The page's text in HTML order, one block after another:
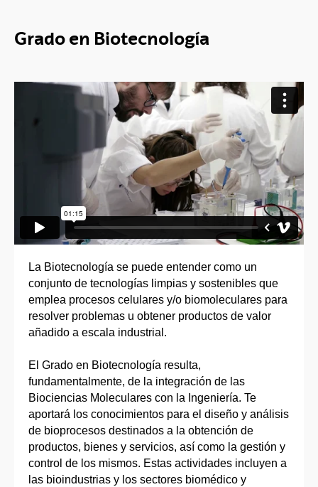
Grado en Biotecnología
La Biotecnología se puede entender como un
conjunto de tecnologías limpias y sostenibles que
emplea procesos celulares y/o biomoleculares para
resolver problemas u obtener productos de valor
añadido a escala industrial.
El Grado en Biotecnología resulta,
fundamentalmente, de la integración de las
Biociencias Moleculares con la Ingeniería. Te
aportará los conocimientos para el diseño y análisis
de bioprocesos destinados a la obtención de
productos, bienes y servicios, así como la gestión y
control de los mismos. Estas actividades incluyen a
las bioindustrias y los sectores biomédico y